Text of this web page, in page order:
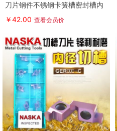
刀片钢件不锈钢卡簧槽密封槽内
槽刀片
￥42.00 查看会员价